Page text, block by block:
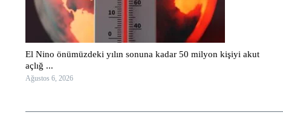
El Nino önümüzdeki yılın sonuna kadar 50 milyon kişiyi akut
açlığ ...
Ağustos 6, 2026